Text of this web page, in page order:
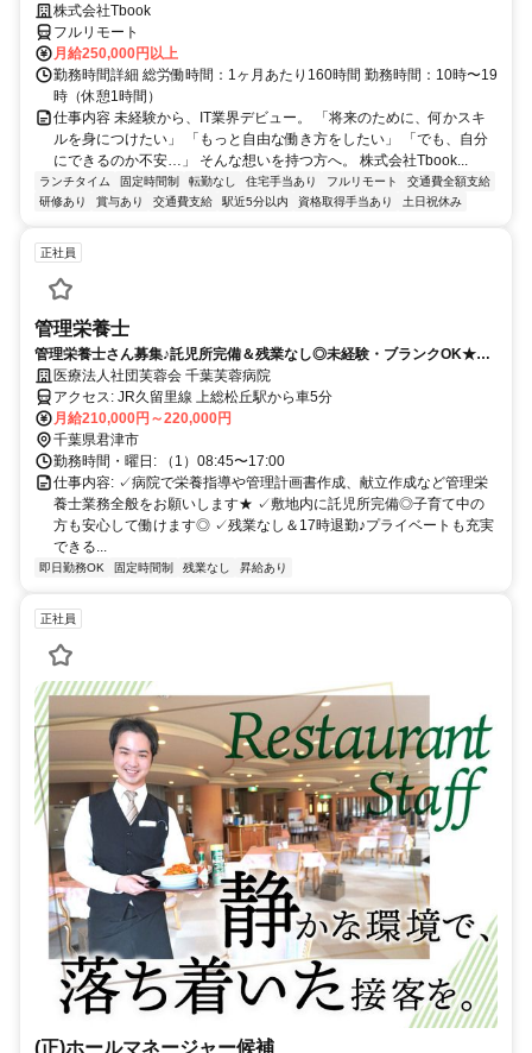
株式会社Tbook
フルリモート
月給250,000円以上
勤務時間詳細 総労働時間：1ヶ月あたり160時間 勤務時間：10時〜19
時（休憩1時間）
仕事内容 未経験から、IT業界デビュー。 「将来のために、何かスキ
ルを身につけたい」 「もっと自由な働き方をしたい」 「でも、自分
にできるのか不安…」 そんな想いを持つ方へ。 株式会社Tbook...
ランチタイム 固定時間制 転勤なし 住宅手当あり フルリモート
交通費全額支給
研修あり
賞与あり 交通費支給 駅近5分以内 資格取得手当あり 土日祝休み
正社員
管理栄養士
管理栄養士さん募集♪託児所完備＆残業なし◎未経験・ブランクOK★年
間休日105日＆マイカー通勤OK☆彡働きやすい慢性期病院でのお仕事で
す☆
医療法人社団芙蓉会 千葉芙蓉病院
アクセス: JR久留里線 上総松丘駅から車5分
月給210,000円～220,000円
千葉県君津市
勤務時間・曜日: （1）08:45〜17:00
仕事内容: ✓病院で栄養指導や管理計画書作成、献立作成など管理栄
養士業務全般をお願いします★ ✓敷地内に託児所完備◎子育て中の
方も安心して働けます◎ ✓残業なし＆17時退勤♪プライベートも充実
できる...
即日勤務OK 固定時間制 残業なし 昇給あり
正社員
(正)ホールマネージャー候補